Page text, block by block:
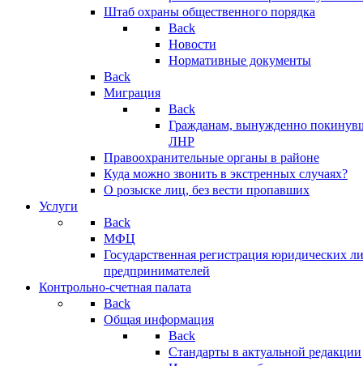
Штаб охраны общественного порядка
Back
Новости
Нормативные документы
Back
Миграция
Back
Гражданам, вынужденно
ЛНР
Правоохранительные органы в районе
Куда можно звонить в экстренных случаях?
О розыске лиц, без вести пропавших
Услуги
Back
МФЦ
Государственная регистрация юридических
предпринимателей
Контрольно-счетная палата
Back
Общая информация
Back
Стандарты в актуальной редакции